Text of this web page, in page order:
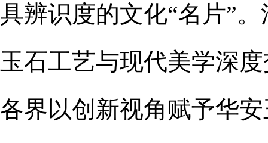
具辨识度的文化“名片”
玉石工艺与现代美学深
各界以创新视角赋予华